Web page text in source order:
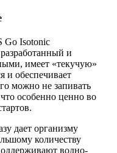
Go Isotonic
и
имеет «текучую»
и обеспечивает
можно не запивать
особенно ценно во
дает организму
количеству
водно-